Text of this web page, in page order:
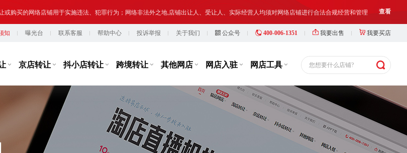
购买的网络店铺用于实施违法、犯罪行为；网络非法外之地,店铺出让人、受让人、实际经营人均须对网络店铺进行合法合规经营和管理 查看
营活动的行为，如引导线下交易、发布违规内容、进行虚假宣传等，此类行为违反了国家相关法律法规，也损害了抖店平台的市场秩序 查看
购买的网络店铺用于实施违法、犯罪行为；网络非法外之地,店铺出让人、受让人、实际经营人均须对网络店铺进行合法合规经营和管理 查看
知 曝光台 联系客服 帮助中心 投诉举报 关于我们 公众号 400-006-1351 我要出售 我要买店
京店转让 抖小店转让 跨境转让 其他网店 网店入驻 网店工具 您想要什么店铺?